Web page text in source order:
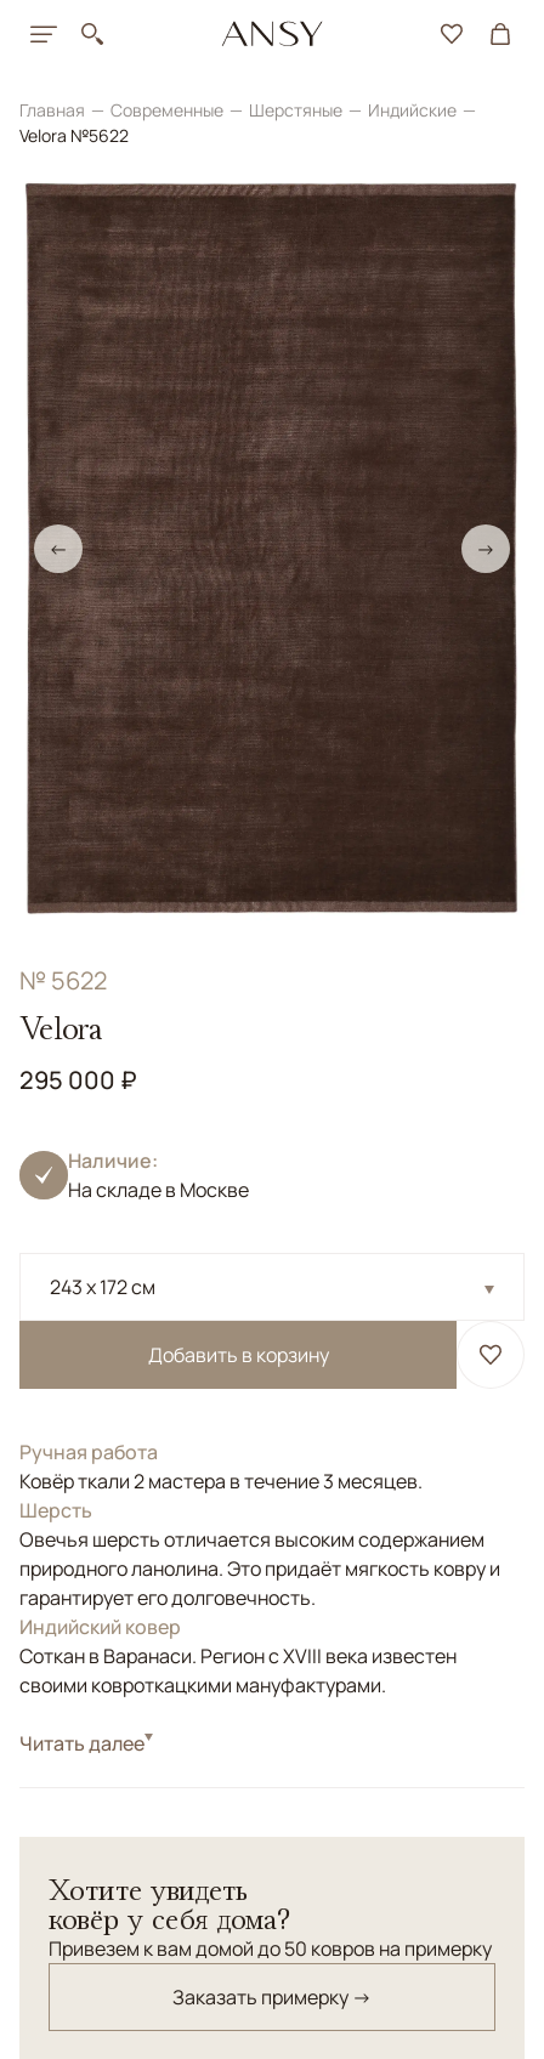
Главная Современные Шерстяные
Индийские
Velora №5622
← →
№ 5622
Velora
295 000 ₽
Наличие:
На складе в Москве
243 x 172 см
Добавить в корзину
Ручная работа
Ковёр ткали 2 мастера в течение 3 месяцев.
Шерсть
Овечья шерсть отличается высоким содержанием
природного ланолина. Это придаёт мягкость ковру и
гарантирует его долговечность.
Индийский ковер
Соткан в Варанаси. Регион с XVIII века известен
своими ковроткацкими мануфактурами.
СтильСовременные
Читать далее
Хотите увидеть
ковёр у себя дома?
Привезем к вам домой до 50 ковров на примерку
Заказать примерку →